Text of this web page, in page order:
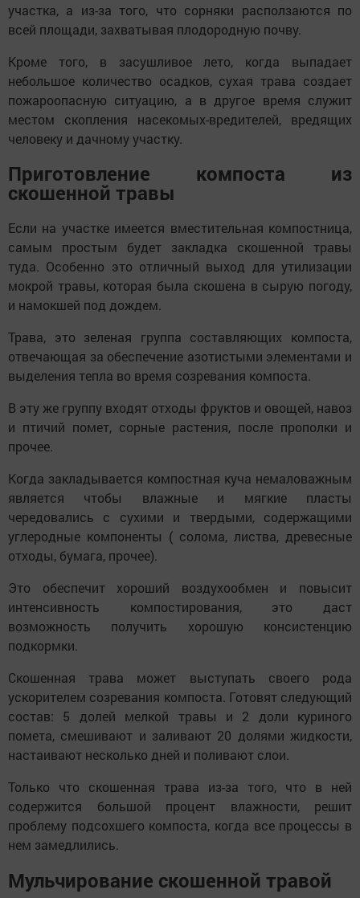
участка, а из-за того, что сорняки расползаются по
всей площади, захватывая плодородную почву.
Кроме того, в засушливое лето, когда выпадает
небольшое количество осадков, сухая трава создает
пожароопасную ситуацию, а в другое время служит
местом скопления насекомых-вредителей, вредящих
человеку и дачному участку.
Приготовление компоста из
скошенной травы
Если на участке имеется вместительная компостница,
самым простым будет закладка скошенной травы
туда. Особенно это отличный выход для утилизации
мокрой травы, которая была скошена в сырую погоду,
и намокшей под дождем.
Трава, это зеленая группа составляющих компоста,
отвечающая за обеспечение азотистыми элементами и
выделения тепла во время созревания компоста.
В эту же группу входят отходы фруктов и овощей, навоз
и птичий помет, сорные растения, после прополки и
прочее.
Когда закладывается компостная куча немаловажным
является чтобы влажные и мягкие пласты
чередовались с сухими и твердыми, содержащими
углеродные компоненты ( солома, листва, древесные
отходы, бумага, прочее).
Это обеспечит хороший воздухообмен и повысит
интенсивность компостирования, это даст
возможность получить хорошую консистенцию
подкормки.
Скошенная трава может выступать своего рода
ускорителем созревания компоста. Готовят следующий
состав: 5 долей мелкой травы и 2 доли куриного
помета, смешивают и заливают 20 долями жидкости,
настаивают несколько дней и поливают слои.
Только что скошенная трава из-за того, что в ней
содержится большой процент влажности, решит
проблему подсохшего компоста, когда все процессы в
нем замедлились.
Мульчирование скошенной травой